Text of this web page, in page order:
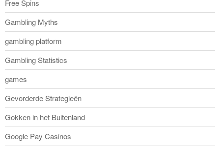
Free Spins
Gambling Myths
gambling platform
Gambling Statistics
games
Gevorderde Strategieën
Gokken in het Buitenland
Google Pay Casinos